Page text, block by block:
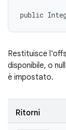
public
Restituisce
disponibile, o
è impostato.
Ritorni